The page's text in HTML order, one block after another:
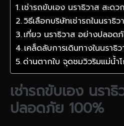
เช่ารถขับเอง นราธิวาส สะด
วิธีเลือกบริษัทเช่ารถในนราธิว
เที่ยว นราธิวาส อย่างปลอด
เคล็ดลับการเดินทางในนรา
ด่านตากใบ จุดชมวิวริมแม่น้ำ
เช่ารถขับเอง นรา
ปลอดภัย 100%